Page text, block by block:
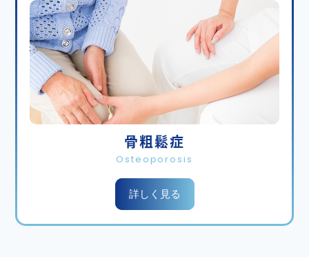
ぁぁぁ 凄いと見とれてしまいそうになりました。
さて当院では一緒に働いてくださる理学療法士の先
生を募集させていただいております。当院は整形外
科無床クリニックでは珍しい完全週休2日で診察、リ
ハビリを行っておりリハビリは完全予約制で運用し
ております。ご興味があられる方はぜひ当院までご
詳細はハローワーク、またはindeedさんのサイト
骨粗鬆症
Osteoporosis
詳しく見る